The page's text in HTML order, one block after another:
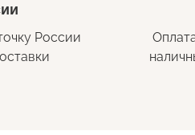
России